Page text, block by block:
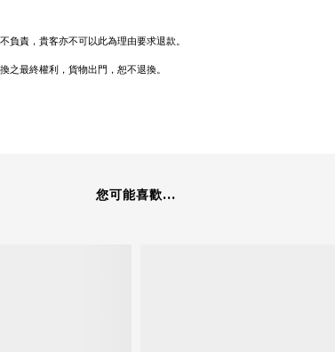
責，貴客亦不可以此為理由要求退款。
最終權利，貨物出門，恕不退換。
您可能喜歡...